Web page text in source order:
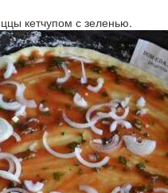
кетчупом с зеленью.